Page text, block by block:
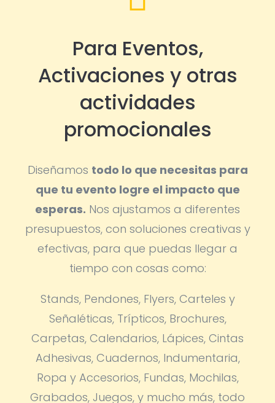
Para Eventos,
Activaciones y otras
actividades
promocionales
Diseñamos todo lo que necesitas para
que tu evento logre el impacto que
esperas. Nos ajustamos a diferentes
presupuestos, con soluciones creativas y
efectivas, para que puedas llegar a
tiempo con cosas como:
Stands, Pendones, Flyers, Carteles y
Señaléticas, Trípticos, Brochures,
Carpetas, Calendarios, Lápices, Cintas
Adhesivas, Cuadernos, Indumentaria,
Ropa y Accesorios, Fundas, Mochilas,
Grabados, Juegos, y mucho más, todo